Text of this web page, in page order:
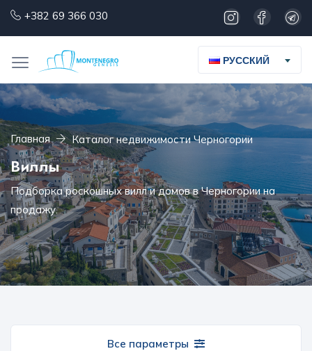
+382 69 366 030
РУССКИЙ
Главная Каталог недвижимости Черногории
Виллы
Подборка роскошных вилл и домов в Черногории на
продажу.
Все параметры